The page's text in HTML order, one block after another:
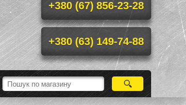
+380 (67) 856-23-28
+380 (63) 149-74-88